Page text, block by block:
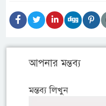
আপনার মন্তব্য
মন্তব্য লিখুন